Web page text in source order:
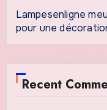
Lampesenligne
pour une
Recent